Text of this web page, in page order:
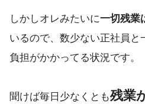
しかしオレみたいに一切残業
いるので、数少ない正社員と
負担がかかってる状況です。
聞けば毎日少なくとも残業